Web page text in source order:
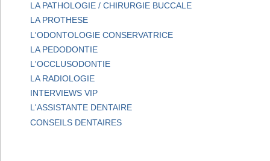
LA PATHOLOGIE / CHIRURGIE BUCCALE
LA PROTHESE
L'ODONTOLOGIE CONSERVATRICE
LA PEDODONTIE
L'OCCLUSODONTIE
LA RADIOLOGIE
INTERVIEWS VIP
L'ASSISTANTE DENTAIRE
CONSEILS DENTAIRES